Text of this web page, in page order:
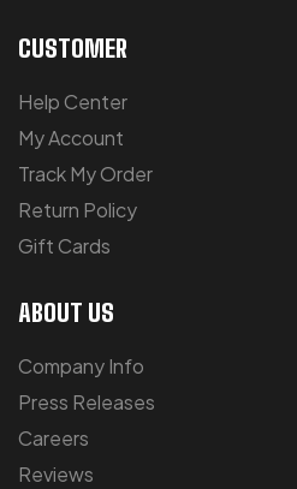
CUSTOMER
Help Center
My Account
Track My Order
Return Policy
Gift Cards
ABOUT US
Company Info
Press Releases
Careers
Reviews